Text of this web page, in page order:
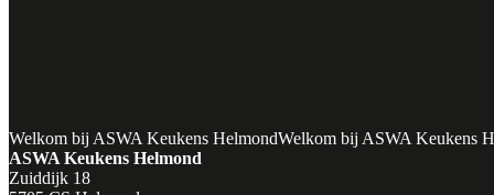
Welkom bij ASWA Keukens HelmondWelkom bij ASWA Keukens
ASWA Keukens Helmond
Zuiddijk 18